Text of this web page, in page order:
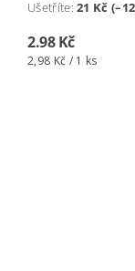
Ušetříte:21 Kč
2.98 Kč
2,98 Kč / 1 ks